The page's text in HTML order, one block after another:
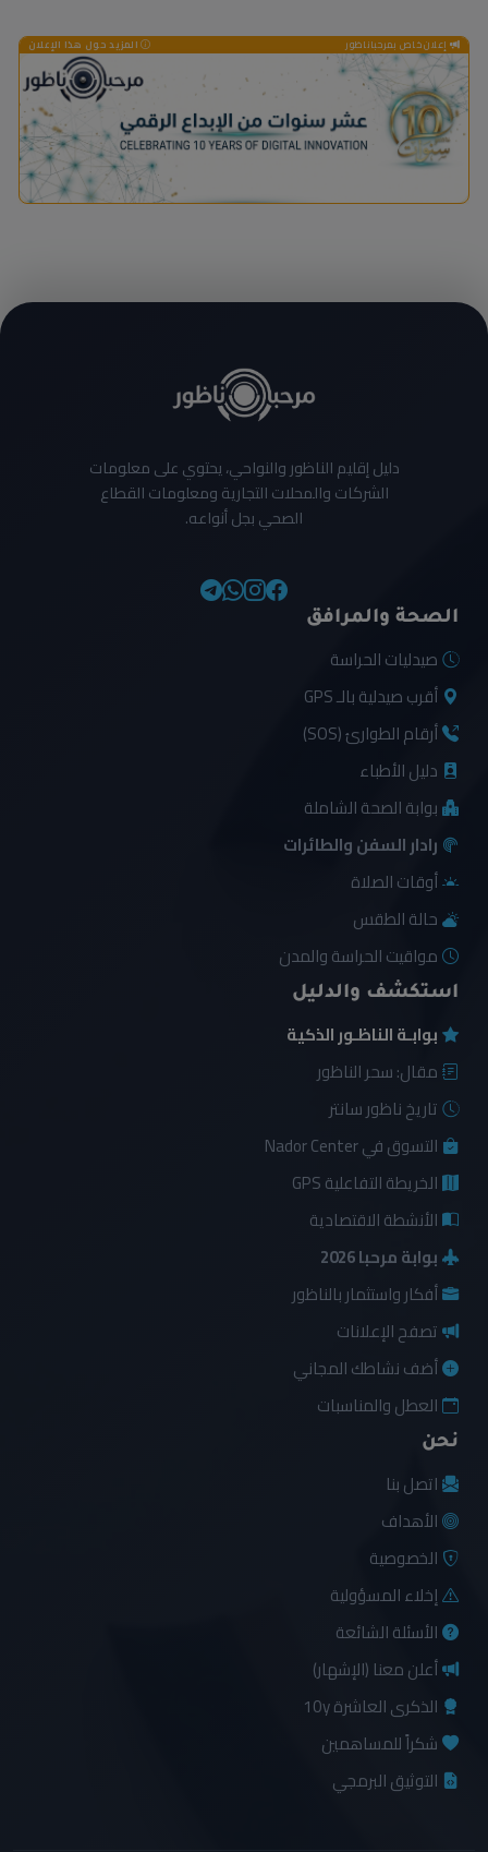
إعلان خاص بمرحباناظور المزيد حول هذا الإعلان
دليل إقليم الناظور والنواحي، يحتوي على معلومات
الشركات والمحلات التجارية ومعلومات القطاع
الصحي بجل أنواعه.
الصحة والمرافق
صيدليات الحراسة
أقرب صيدلية بالـ GPS
أرقام الطوارئ (SOS)
دليل الأطباء
بوابة الصحة الشاملة
رادار السفن والطائرات
أوقات الصلاة
حالة الطقس
مواقيت الحراسة والمدن
استكشف والدليل
بوابـة الناظـور الذكية
مقال: سحر الناظور
تاريخ ناظور سانتر
التسوق في Nador Center
الخريطة التفاعلية GPS
الأنشطة الاقتصادية
بوابة مرحبا 2026
أفكار واستثمار بالناظور
تصفح الإعلانات
أضف نشاطك المجاني
العطل والمناسبات
نحن
اتصل بنا
الأهداف
الخصوصية
إخلاء المسؤولية
الأسئلة الشائعة
أعلن معنا (الإشهار)
الذكرى العاشرة 10y
شكراً للمساهمين
التوثيق البرمجي